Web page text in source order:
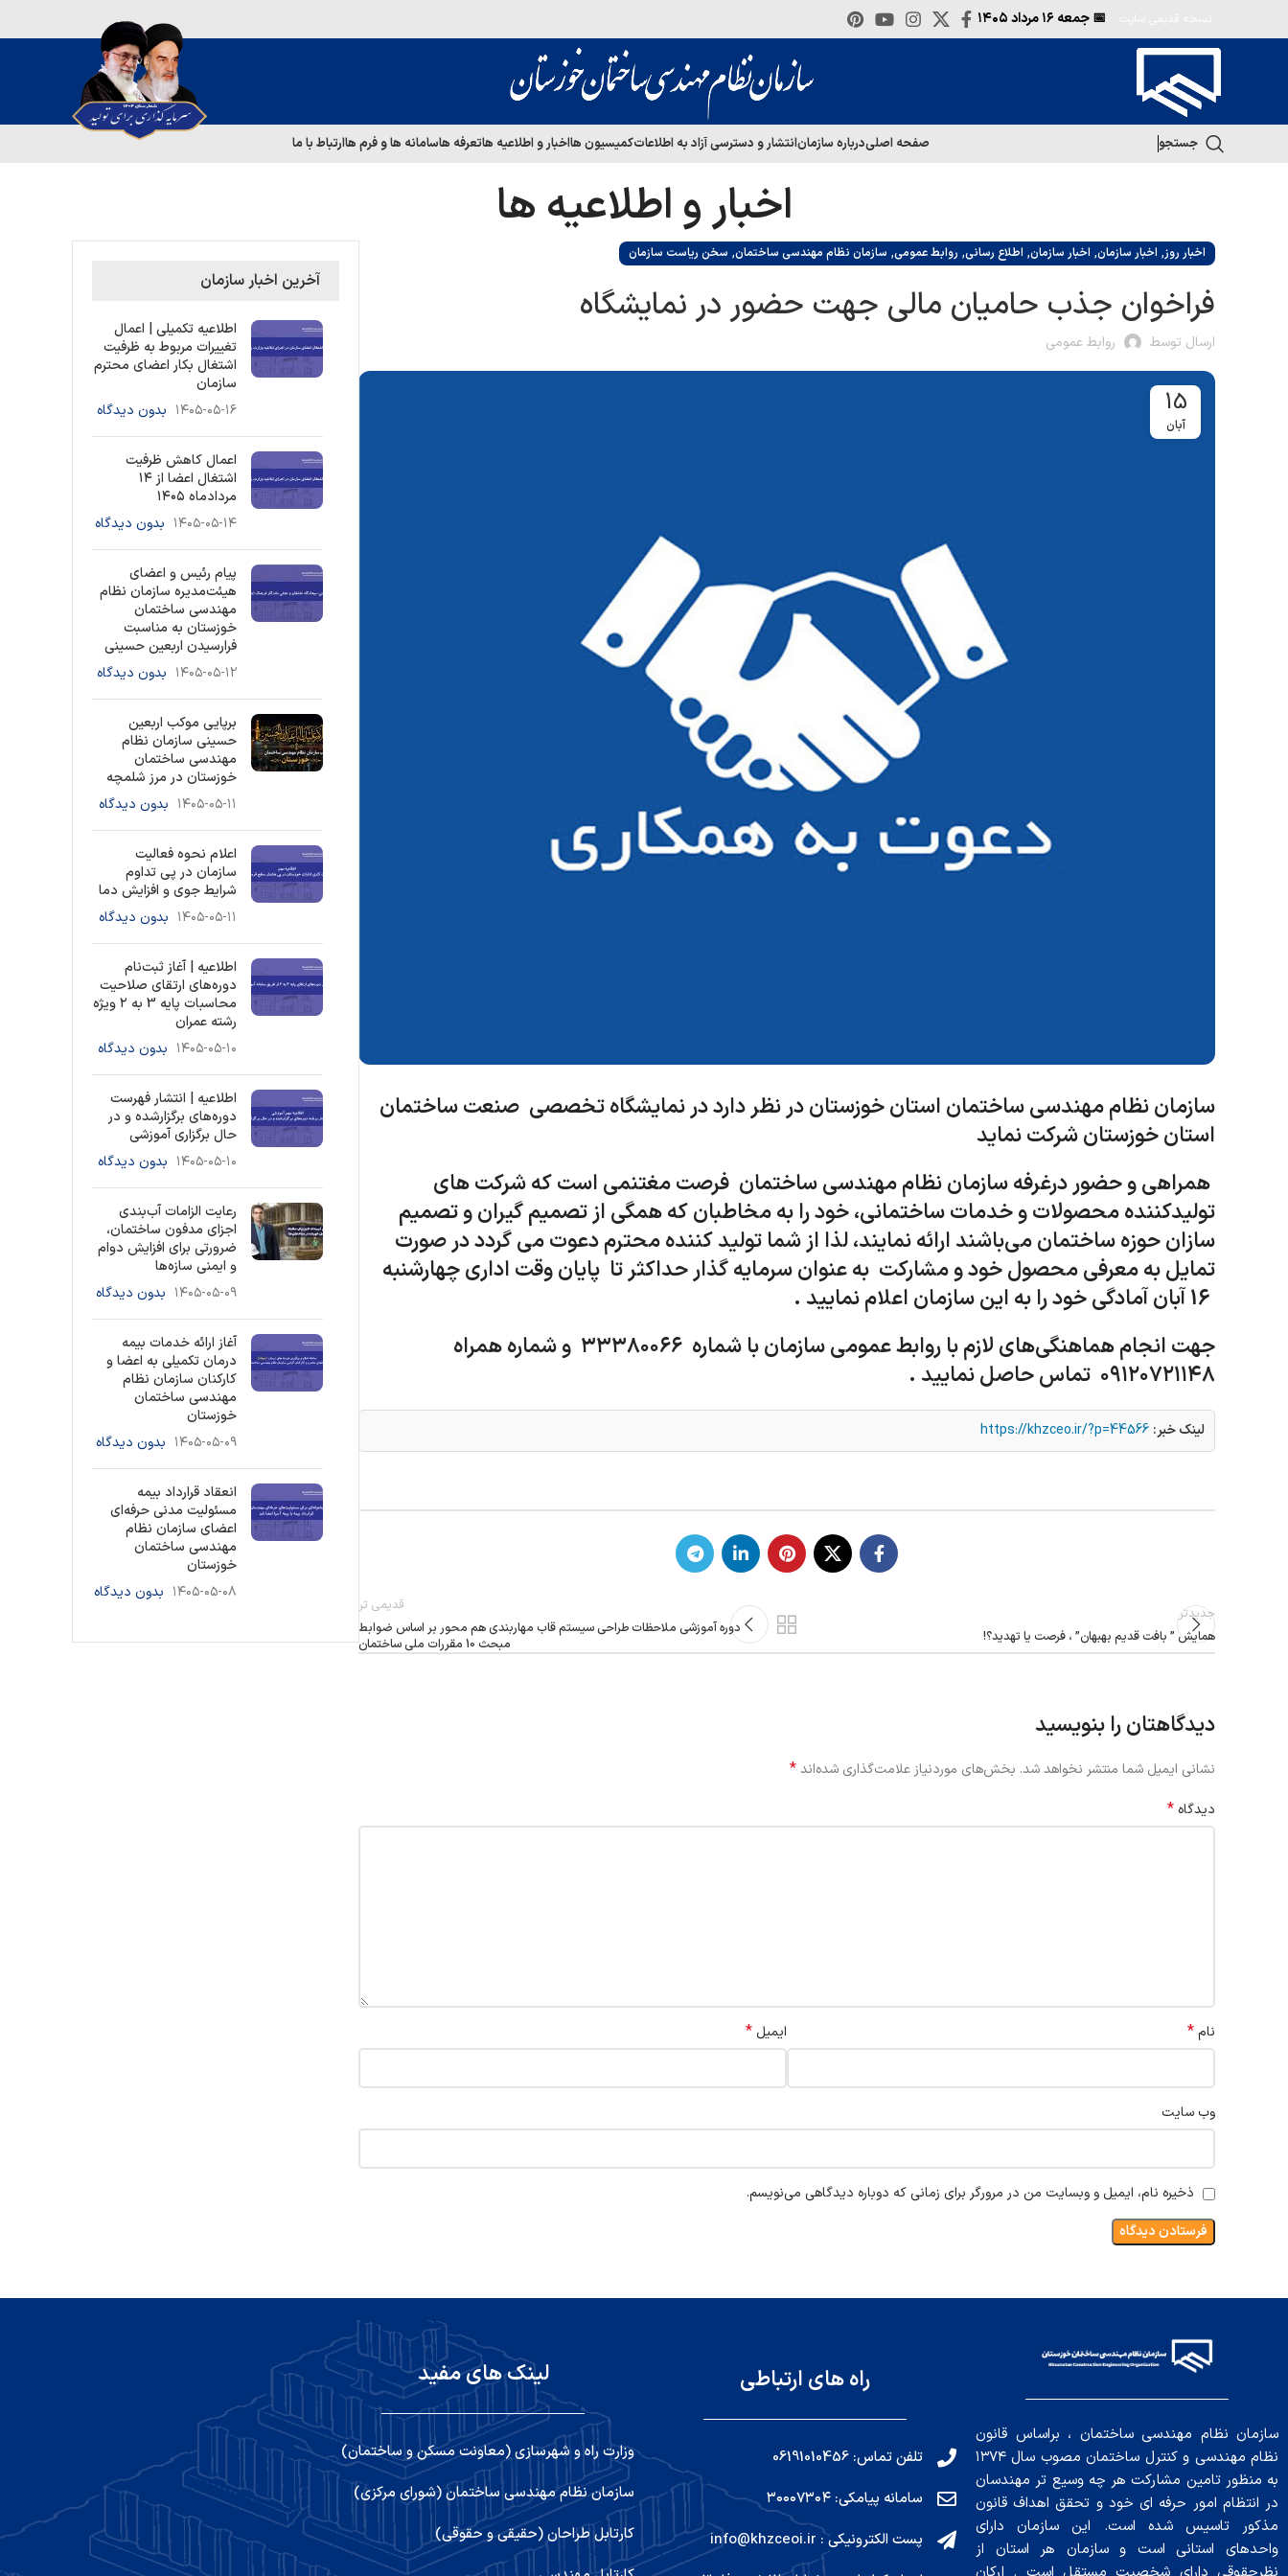
📅 جمعه
جستجو صفحه اصلیدرباره سازمانانتشار و دسترسی آزاد به اطلاعاتکمیسیون هااخبار و اطلاعیه هاتعرفه هاسامانه ها و فرم هاارتباط با ما
اخبار و اطلاعیه ها
اخبار روز, اخبار سازمان, اخبار سازمان, اطلاع رسانی, روابط عمومی, سازمان نظام مهندسی ساختمان, سخن ریاست سازمان
فراخوان جذب حامیان مالی جهت حضور در نمایشگاه
ارسال توسط روابط عمومی
15
آبان
سازمان نظام مهندسی ساختمان استان خوزستان در نظر دارد در نمایشگاه تخصصی صنعت ساختمان
استان خوزستان شرکت نماید
همراهی و حضور درغرفه سازمان نظام مهندسی ساختمان فرصت مغتنمی است که شرکت های
تولیدکننده محصولات و خدمات ساختمانی، خود را به مخاطبان که همگی از تصمیم گیران و تصمیم
سازان حوزه ساختمان می‌باشند ارائه نمایند، لذا از شما تولید کننده محترم دعوت می گردد در صورت
تمایل به معرفی محصول خود و مشارکت به عنوان سرمایه گذار حداکثر تا پایان وقت اداری چهارشنبه
جهت انجام هماهنگی‌های لازم با روابط عمومی سازمان با شماره ۳۳۳۸۰۰۶۶ و شماره همراه
۰۹۱۲۰۷۲۱۱۴۸ تماس حاصل نمایید .
لینک خبر: https://khzceo.ir/?p=44566
جدیدتر
همایش ” بافت قدیم بهبهان” ، فرصت یا تهدید؟!
قدیمی تر
دوره آموزشی ملاحظات طراحی سیستم قاب مهاربندی هم محور بر اساس ضوابط
مبحث 10 مقررات ملی ساختمان
دیدگاهتان را بنویسید
نشانی ایمیل شما منتشر نخواهد شد. بخش‌های موردنیاز علامت‌گذاری شده‌اند*
دیدگاه *
نام* ایمیل *
وب‌ سایت
ذخیره نام، ایمیل و وبسایت من در مرورگر برای زمانی که دوباره دیدگاهی می‌نویسم.
آخرین اخبار سازمان
اطلاعیه تکمیلی | اعمال
تغییرات مربوط به ظرفیت
اشتغال بکار اعضای محترم
سازمان
۱۴۰۵-۰۵-۱۶ بدون دیدگاه
اعمال کاهش ظرفیت
اشتغال اعضا از ۱۴
مردادماه ۱۴۰۵
۱۴۰۵-۰۵-۱۴ بدون دیدگاه
پیام رئیس و اعضای
هیئت‌مدیره سازمان نظام
مهندسی ساختمان
خوزستان به مناسبت
فرارسیدن اربعین حسینی
۱۴۰۵-۰۵-۱۲ بدون دیدگاه
برپایی موکب اربعین
حسینی سازمان نظام
مهندسی ساختمان
خوزستان در مرز شلمچه
۱۴۰۵-۰۵-۱۱ بدون دیدگاه
اعلام نحوه فعالیت
سازمان در پی تداوم
شرایط جوی و افزایش دما
۱۴۰۵-۰۵-۱۱ بدون دیدگاه
اطلاعیه | آغاز ثبت‌نام
دوره‌های ارتقای صلاحیت
محاسبات پایه 3 به ۲ ویژه
رشته عمران
۱۴۰۵-۰۵-۱۰ بدون دیدگاه
اطلاعیه | انتشار فهرست
دوره‌های برگزارشده و در
حال برگزاری آموزشی
۱۴۰۵-۰۵-۱۰ بدون دیدگاه
رعایت الزامات آب‌بندی
اجزای مدفون ساختمان،
ضرورتی برای افزایش دوام
و ایمنی سازه‌ها
۱۴۰۵-۰۵-۰۹ بدون دیدگاه
آغاز ارائه خدمات بیمه
درمان تکمیلی به اعضا و
کارکنان سازمان نظام
مهندسی ساختمان
خوزستان
۱۴۰۵-۰۵-۰۹ بدون دیدگاه
انعقاد قرارداد بیمه
مسئولیت مدنی حرفه‌ای
اعضای سازمان نظام
مهندسی ساختمان
خوزستان
۱۴۰۵-۰۵-۰۸ بدون دیدگاه
سازمان نظام مهندسی ساختمان ، براساس قانون
نظام مهندسی و کنترل ساختمان مصوب سال ۱۳۷۴
به منظور تامین مشارکت هر چه وسیع تر مهندسان
در انتظام امور حرفه ای خود و تحقق اهداف قانون
مذکور تاسیس شده است. این سازمان دارای
واحدهای استانی است و سازمان هر استان از
راه های ارتباطی
تلفن تماس: 06191010456
سامانه پیامکی: ۳۰۰۰۷۳۰۴
پست الکترونیکی : info@khzceoi.ir
لینک های مفید
وزارت راه و شهرسازی (معاونت مسکن و ساختمان)
سازمان نظام مهندسی ساختمان (شورای مرکزی)
کارتابل طراحان (حقیقی و حقوقی)